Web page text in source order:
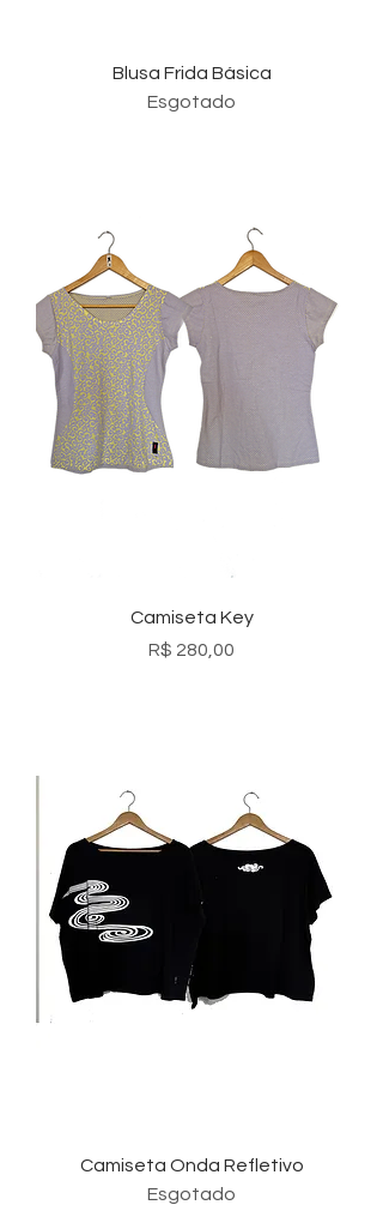
Blusa Frida Básica
Esgotado
Camiseta Key
Preço
R$ 280,00
Camiseta Onda Refletivo
Esgotado